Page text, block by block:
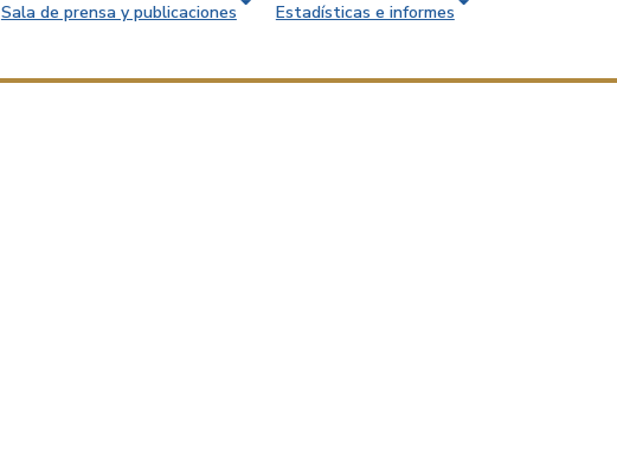
Sala de prensa y publicaciones Estadísticas e informes